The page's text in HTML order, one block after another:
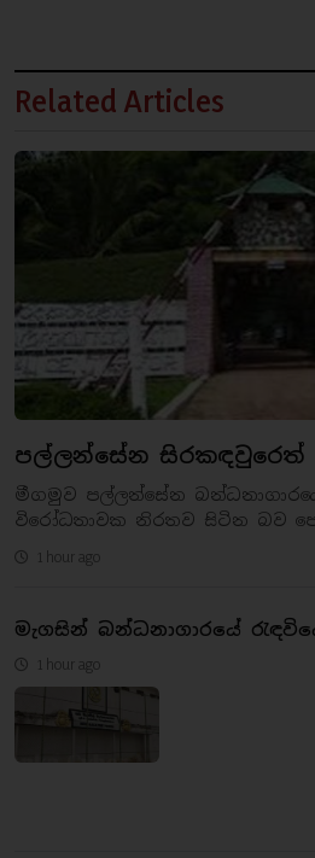
Related Articles
පල්ලන්සේන
මීගමුව පල්ලන්සේන
විරෝධතාවක නිරතව සිටින බව
1 hour ago
මැගසින් බන්ධනාගාරයේ
1 hour ago